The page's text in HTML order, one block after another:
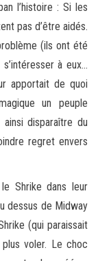
l’histoire : Si les
pas d’être aidés.
(ils ont été
à eux…
apportait de quoi
un peuple
disparaître du
regret envers
Shrike dans leur
dessus de Midway
(qui paraissait
voler. Le choc